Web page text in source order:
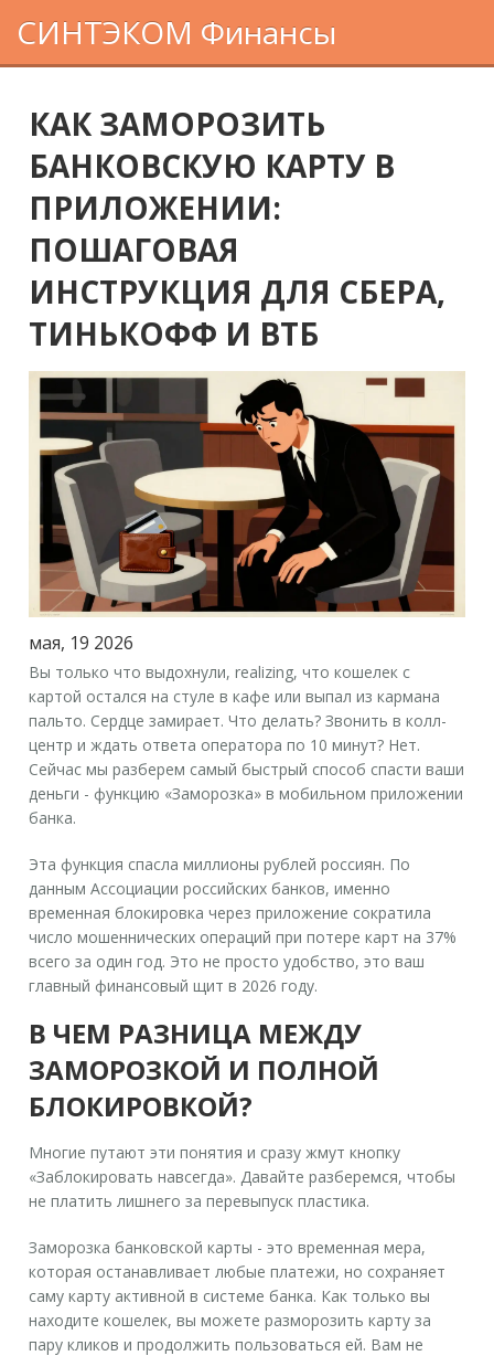
СИНТЭКОМ Финансы
КАК ЗАМОРОЗИТЬ
БАНКОВСКУЮ КАРТУ В
ПРИЛОЖЕНИИ:
ПОШАГОВАЯ
ИНСТРУКЦИЯ ДЛЯ СБЕРА,
ТИНЬКОФФ И ВТБ
мая, 19 2026
Вы только что выдохнули, realizing, что кошелек с
картой остался на стуле в кафе или выпал из кармана
пальто. Сердце замирает. Что делать? Звонить в колл-
центр и ждать ответа оператора по 10 минут? Нет.
Сейчас мы разберем самый быстрый способ спасти ваши
деньги - функцию «Заморозка» в мобильном приложении
банка.
Эта функция спасла миллионы рублей россиян. По
данным Ассоциации российских банков, именно
временная блокировка через приложение сократила
число мошеннических операций при потере карт на 37%
всего за один год. Это не просто удобство, это ваш
главный финансовый щит в 2026 году.
В ЧЕМ РАЗНИЦА МЕЖДУ
ЗАМОРОЗКОЙ И ПОЛНОЙ
БЛОКИРОВКОЙ?
Многие путают эти понятия и сразу жмут кнопку
«Заблокировать навсегда». Давайте разберемся, чтобы
не платить лишнего за перевыпуск пластика.
Заморозка банковской карты - этовременная мера,
которая останавливает любые платежи, но сохраняет
саму карту активной в системе банка. Как только вы
находите кошелек, вы можете разморозить карту за
пару кликов и продолжить пользоваться ей. Вам не